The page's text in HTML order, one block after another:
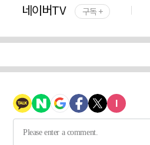
네이버TV 구독 +